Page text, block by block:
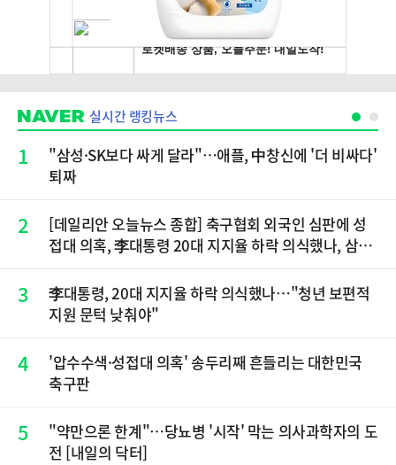
실시간 랭킹뉴스
1
"삼성·SK보다 싸게 달라"…애플, 中창신에 '더 비싸다'
퇴짜
2
[데일리안 오늘뉴스 종합] 축구협회 외국인 심판에 성
접대 의혹, 李대통령 20대 지지율 하락 의식했나, 삼전
재점화, 김민석 "과반 승리 가능성 99%" 등
3
李대통령, 20대 지지율 하락 의식했나…"청년 보편적
지원 문턱 낮춰야"
4
'압수수색·성접대 의혹' 송두리째 흔들리는 대한민국
축구판
5
"약만으론 한계"…당뇨병 '시작' 막는 의사과학자의 도
전 [내일의 닥터]